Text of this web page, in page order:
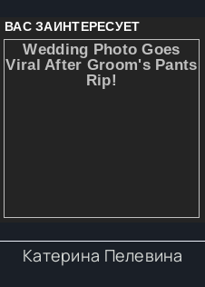
Катерина Пелевина